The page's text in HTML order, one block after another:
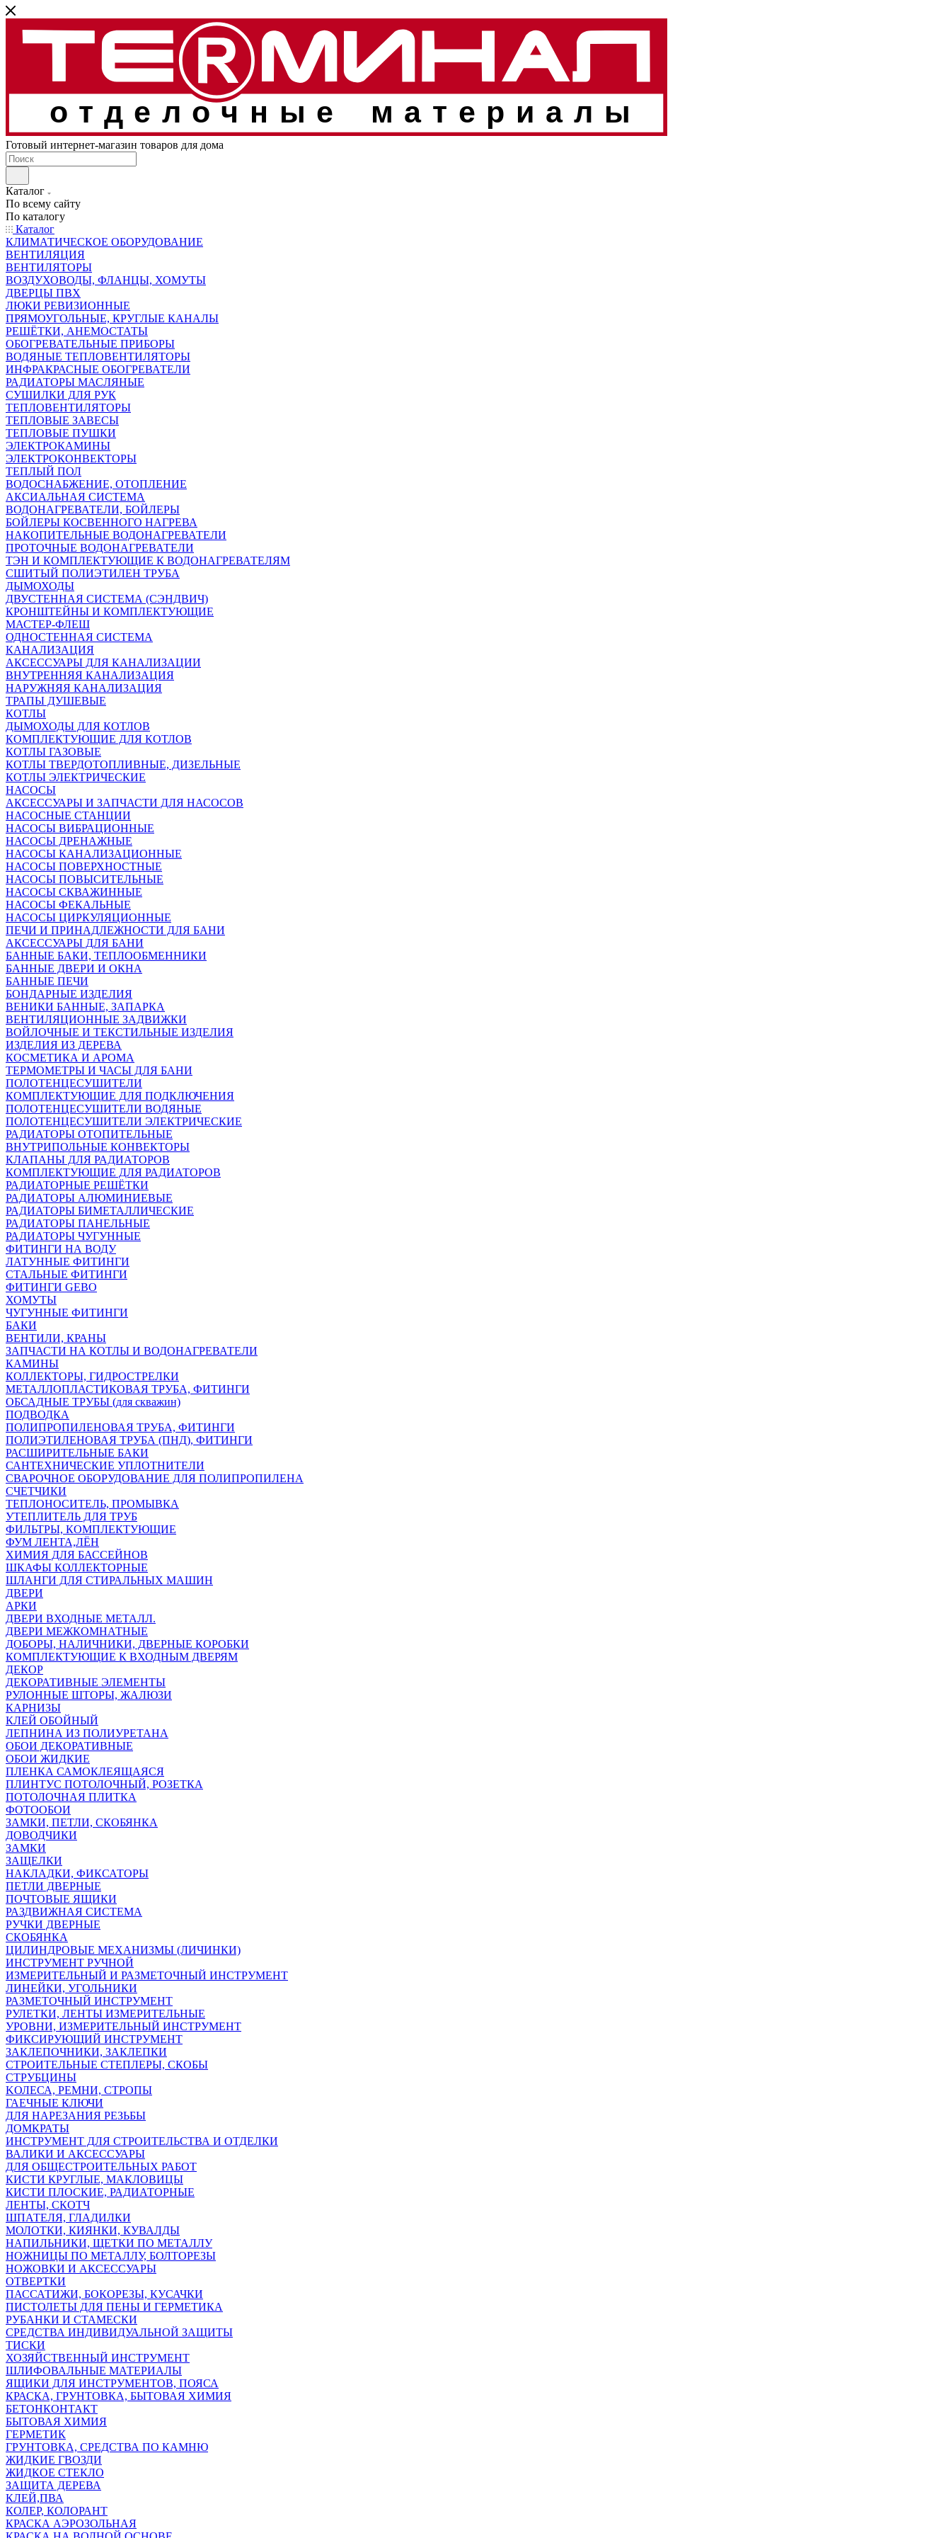
отделочные материалы
Готовый интернет-магазин товаров для дома
Каталог
По всему сайту
По каталогу
Каталог
КЛИМАТИЧЕСКОЕ ОБОРУДОВАНИЕ
ВЕНТИЛЯЦИЯ
ВЕНТИЛЯТОРЫ
ВОЗДУХОВОДЫ, ФЛАНЦЫ, ХОМУТЫ
ДВЕРЦЫ ПВХ
ЛЮКИ РЕВИЗИОННЫЕ
ПРЯМОУГОЛЬНЫЕ, КРУГЛЫЕ КАНАЛЫ
РЕШЁТКИ, АНЕМОСТАТЫ
ОБОГРЕВАТЕЛЬНЫЕ ПРИБОРЫ
ВОДЯНЫЕ ТЕПЛОВЕНТИЛЯТОРЫ
ИНФРАКРАСНЫЕ ОБОГРЕВАТЕЛИ
РАДИАТОРЫ МАСЛЯНЫЕ
СУШИЛКИ ДЛЯ РУК
ТЕПЛОВЕНТИЛЯТОРЫ
ТЕПЛОВЫЕ ЗАВЕСЫ
ТЕПЛОВЫЕ ПУШКИ
ЭЛЕКТРОКАМИНЫ
ЭЛЕКТРОКОНВЕКТОРЫ
ТЕПЛЫЙ ПОЛ
ВОДОСНАБЖЕНИЕ, ОТОПЛЕНИЕ
АКСИАЛЬНАЯ СИСТЕМА
ВОДОНАГРЕВАТЕЛИ, БОЙЛЕРЫ
БОЙЛЕРЫ КОСВЕННОГО НАГРЕВА
НАКОПИТЕЛЬНЫЕ ВОДОНАГРЕВАТЕЛИ
ПРОТОЧНЫЕ ВОДОНАГРЕВАТЕЛИ
ТЭН И КОМПЛЕКТУЮЩИЕ К ВОДОНАГРЕВАТЕЛЯМ
СШИТЫЙ ПОЛИЭТИЛЕН ТРУБА
ДЫМОХОДЫ
ДВУСТЕННАЯ СИСТЕМА (СЭНДВИЧ)
КРОНШТЕЙНЫ И КОМПЛЕКТУЮЩИЕ
МАСТЕР-ФЛЕШ
ОДНОСТЕННАЯ СИСТЕМА
КАНАЛИЗАЦИЯ
АКСЕССУАРЫ ДЛЯ КАНАЛИЗАЦИИ
ВНУТРЕННЯЯ КАНАЛИЗАЦИЯ
НАРУЖНЯЯ КАНАЛИЗАЦИЯ
ТРАПЫ ДУШЕВЫЕ
КОТЛЫ
ДЫМОХОДЫ ДЛЯ КОТЛОВ
КОМПЛЕКТУЮЩИЕ ДЛЯ КОТЛОВ
КОТЛЫ ГАЗОВЫЕ
КОТЛЫ ТВЕРДОТОПЛИВНЫЕ, ДИЗЕЛЬНЫЕ
КОТЛЫ ЭЛЕКТРИЧЕСКИЕ
НАСОСЫ
АКСЕССУАРЫ И ЗАПЧАСТИ ДЛЯ НАСОСОВ
НАСОСНЫЕ СТАНЦИИ
НАСОСЫ ВИБРАЦИОННЫЕ
НАСОСЫ ДРЕНАЖНЫЕ
НАСОСЫ КАНАЛИЗАЦИОННЫЕ
НАСОСЫ ПОВЕРХНОСТНЫЕ
НАСОСЫ ПОВЫСИТЕЛЬНЫЕ
НАСОСЫ СКВАЖИННЫЕ
НАСОСЫ ФЕКАЛЬНЫЕ
НАСОСЫ ЦИРКУЛЯЦИОННЫЕ
ПЕЧИ И ПРИНАДЛЕЖНОСТИ ДЛЯ БАНИ
АКСЕССУАРЫ ДЛЯ БАНИ
БАННЫЕ БАКИ, ТЕПЛООБМЕННИКИ
БАННЫЕ ДВЕРИ И ОКНА
БАННЫЕ ПЕЧИ
БОНДАРНЫЕ ИЗДЕЛИЯ
ВЕНИКИ БАННЫЕ, ЗАПАРКА
ВЕНТИЛЯЦИОННЫЕ ЗАДВИЖКИ
ВОЙЛОЧНЫЕ И ТЕКСТИЛЬНЫЕ ИЗДЕЛИЯ
ИЗДЕЛИЯ ИЗ ДЕРЕВА
КОСМЕТИКА И АРОМА
ТЕРМОМЕТРЫ И ЧАСЫ ДЛЯ БАНИ
ПОЛОТЕНЦЕСУШИТЕЛИ
КОМПЛЕКТУЮЩИЕ ДЛЯ ПОДКЛЮЧЕНИЯ
ПОЛОТЕНЦЕСУШИТЕЛИ ВОДЯНЫЕ
ПОЛОТЕНЦЕСУШИТЕЛИ ЭЛЕКТРИЧЕСКИЕ
РАДИАТОРЫ ОТОПИТЕЛЬНЫЕ
ВНУТРИПОЛЬНЫЕ КОНВЕКТОРЫ
КЛАПАНЫ ДЛЯ РАДИАТОРОВ
КОМПЛЕКТУЮЩИЕ ДЛЯ РАДИАТОРОВ
РАДИАТОРНЫЕ РЕШЁТКИ
РАДИАТОРЫ АЛЮМИНИЕВЫЕ
РАДИАТОРЫ БИМЕТАЛЛИЧЕСКИЕ
РАДИАТОРЫ ПАНЕЛЬНЫЕ
РАДИАТОРЫ ЧУГУННЫЕ
ФИТИНГИ НА ВОДУ
ЛАТУННЫЕ ФИТИНГИ
СТАЛЬНЫЕ ФИТИНГИ
ФИТИНГИ GEBO
ХОМУТЫ
ЧУГУННЫЕ ФИТИНГИ
БАКИ
ВЕНТИЛИ, КРАНЫ
ЗАПЧАСТИ НА КОТЛЫ И ВОДОНАГРЕВАТЕЛИ
КАМИНЫ
КОЛЛЕКТОРЫ, ГИДРОСТРЕЛКИ
МЕТАЛЛОПЛАСТИКОВАЯ ТРУБА, ФИТИНГИ
ОБСАДНЫЕ ТРУБЫ (для скважин)
ПОДВОДКА
ПОЛИПРОПИЛЕНОВАЯ ТРУБА, ФИТИНГИ
ПОЛИЭТИЛЕНОВАЯ ТРУБА (ПНД), ФИТИНГИ
РАСШИРИТЕЛЬНЫЕ БАКИ
САНТЕХНИЧЕСКИЕ УПЛОТНИТЕЛИ
СВАРОЧНОЕ ОБОРУДОВАНИЕ ДЛЯ ПОЛИПРОПИЛЕНА
СЧЕТЧИКИ
ТЕПЛОНОСИТЕЛЬ, ПРОМЫВКА
УТЕПЛИТЕЛЬ ДЛЯ ТРУБ
ФИЛЬТРЫ, КОМПЛЕКТУЮЩИЕ
ФУМ ЛЕНТА,ЛЁН
ХИМИЯ ДЛЯ БАССЕЙНОВ
ШКАФЫ КОЛЛЕКТОРНЫЕ
ШЛАНГИ ДЛЯ СТИРАЛЬНЫХ МАШИН
ДВЕРИ
АРКИ
ДВЕРИ ВХОДНЫЕ МЕТАЛЛ.
ДВЕРИ МЕЖКОМНАТНЫЕ
ДОБОРЫ, НАЛИЧНИКИ, ДВЕРНЫЕ КОРОБКИ
КОМПЛЕКТУЮЩИЕ К ВХОДНЫМ ДВЕРЯМ
ДЕКОР
ДЕКОРАТИВНЫЕ ЭЛЕМЕНТЫ
РУЛОННЫЕ ШТОРЫ, ЖАЛЮЗИ
КАРНИЗЫ
КЛЕЙ ОБОЙНЫЙ
ЛЕПНИНА ИЗ ПОЛИУРЕТАНА
ОБОИ ДЕКОРАТИВНЫЕ
ОБОИ ЖИДКИЕ
ПЛЕНКА САМОКЛЕЯЩАЯСЯ
ПЛИНТУС ПОТОЛОЧНЫЙ, РОЗЕТКА
ПОТОЛОЧНАЯ ПЛИТКА
ФОТООБОИ
ЗАМКИ, ПЕТЛИ, СКОБЯНКА
ДОВОДЧИКИ
ЗАМКИ
ЗАЩЕЛКИ
НАКЛАДКИ, ФИКСАТОРЫ
ПЕТЛИ ДВЕРНЫЕ
ПОЧТОВЫЕ ЯЩИКИ
РАЗДВИЖНАЯ СИСТЕМА
РУЧКИ ДВЕРНЫЕ
СКОБЯНКА
ЦИЛИНДРОВЫЕ МЕХАНИЗМЫ (ЛИЧИНКИ)
ИНСТРУМЕНТ РУЧНОЙ
ИЗМЕРИТЕЛЬНЫЙ И РАЗМЕТОЧНЫЙ ИНСТРУМЕНТ
ЛИНЕЙКИ, УГОЛЬНИКИ
РАЗМЕТОЧНЫЙ ИНСТРУМЕНТ
РУЛЕТКИ, ЛЕНТЫ ИЗМЕРИТЕЛЬНЫЕ
УРОВНИ, ИЗМЕРИТЕЛЬНЫЙ ИНСТРУМЕНТ
ФИКСИРУЮЩИЙ ИНСТРУМЕНТ
ЗАКЛЕПОЧНИКИ, ЗАКЛЕПКИ
СТРОИТЕЛЬНЫЕ СТЕПЛЕРЫ, СКОБЫ
СТРУБЦИНЫ
KОЛЕСА, РЕМНИ, СТРОПЫ
ГАЕЧНЫЕ КЛЮЧИ
ДЛЯ НАРЕЗАНИЯ РЕЗЬБЫ
ДОМКРАТЫ
ИНСТРУМЕНТ ДЛЯ СТРОИТЕЛЬСТВА И ОТДЕЛКИ
ВАЛИКИ И АКСЕССУАРЫ
ДЛЯ ОБЩЕСТРОИТЕЛЬНЫХ РАБОТ
КИСТИ КРУГЛЫЕ, МАКЛОВИЦЫ
КИСТИ ПЛОСКИЕ, РАДИАТОРНЫЕ
ЛЕНТЫ, СКОТЧ
ШПАТЕЛЯ, ГЛАДИЛКИ
МОЛОТКИ, КИЯНКИ, КУВАЛДЫ
НАПИЛЬНИКИ, ЩЕТКИ ПО МЕТАЛЛУ
НОЖНИЦЫ ПО МЕТАЛЛУ, БОЛТОРЕЗЫ
НОЖОВКИ И АКСЕССУАРЫ
ОТВЕРТКИ
ПАССАТИЖИ, БОКОРЕЗЫ, КУСАЧКИ
ПИСТОЛЕТЫ ДЛЯ ПЕНЫ И ГЕРМЕТИКА
РУБАНКИ И СТАМЕСКИ
СРЕДСТВА ИНДИВИДУАЛЬНОЙ ЗАЩИТЫ
ТИСКИ
ХОЗЯЙСТВЕННЫЙ ИНСТРУМЕНТ
ШЛИФОВАЛЬНЫЕ МАТЕРИАЛЫ
ЯЩИКИ ДЛЯ ИНСТРУМЕНТОВ, ПОЯСА
КРАСКА, ГРУНТОВКА, БЫТОВАЯ ХИМИЯ
БЕТОНКОНТАКТ
БЫТОВАЯ ХИМИЯ
ГЕРМЕТИК
ГРУНТОВКА, СРЕДСТВА ПО КАМНЮ
ЖИДКИЕ ГВОЗДИ
ЖИДКОЕ СТЕКЛО
ЗАЩИТА ДЕРЕВА
КЛЕЙ,ПВА
КОЛЕР, КОЛОРАНТ
КРАСКА АЭРОЗОЛЬНАЯ